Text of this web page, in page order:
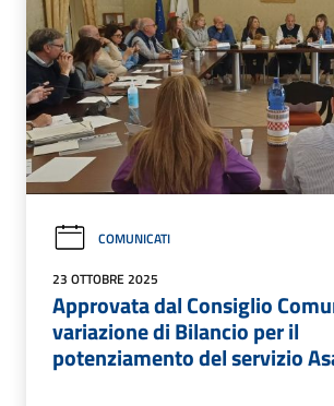
COMUNICATI
23 OTTOBRE 2025
Approvata dal Consiglio
variazione di Bilancio per il
potenziamento del servizio